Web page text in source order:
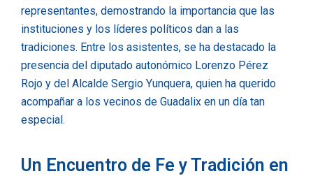
representantes, demostrando la importancia que las
instituciones y los líderes políticos dan a las
tradiciones. Entre los asistentes, se ha destacado la
presencia del diputado autonómico Lorenzo Pérez
Rojo y del Alcalde Sergio Yunquera, quien ha querido
acompañar a los vecinos de Guadalix en un día tan
especial.
Un Encuentro de Fe y Tradición en